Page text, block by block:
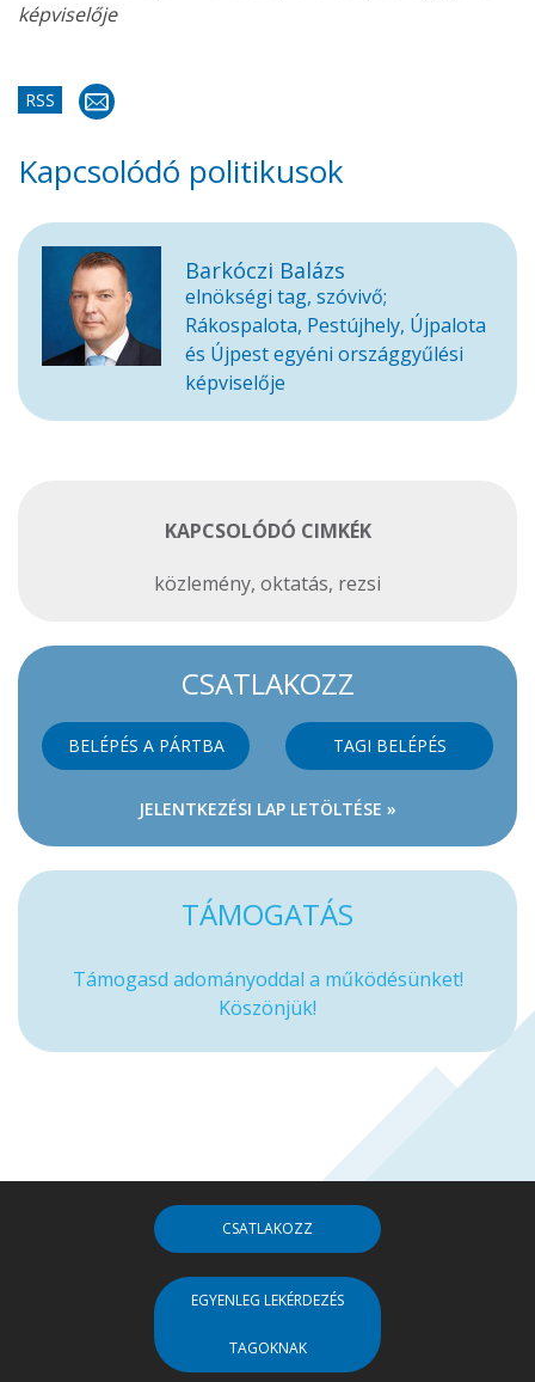
képviselője
RSS
Kapcsolódó politikusok
Barkóczi Balázs
elnökségi tag, szóvivő;
Rákospalota, Pestújhely, Újpalota
és Újpest egyéni országgyűlési
képviselője
KAPCSOLÓDÓ CIMKÉK
közlemény, oktatás, rezsi
CSATLAKOZZ
BELÉPÉS A PÁRTBA TAGI BELÉPÉS
JELENTKEZÉSI LAP LETÖLTÉSE »
TÁMOGATÁS
Támogasd adományoddal a működésünket!
Köszönjük!
CSATLAKOZZ
EGYENLEG LEKÉRDEZÉS
TAGOKNAK